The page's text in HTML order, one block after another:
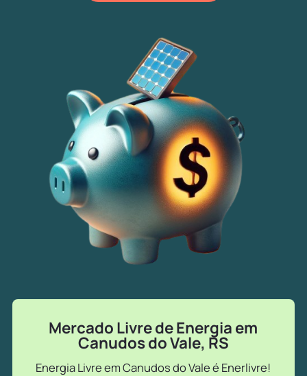
Mercado Livre de Energia em
Canudos do Vale, RS
Energia Livre em Canudos do Vale é Enerlivre!